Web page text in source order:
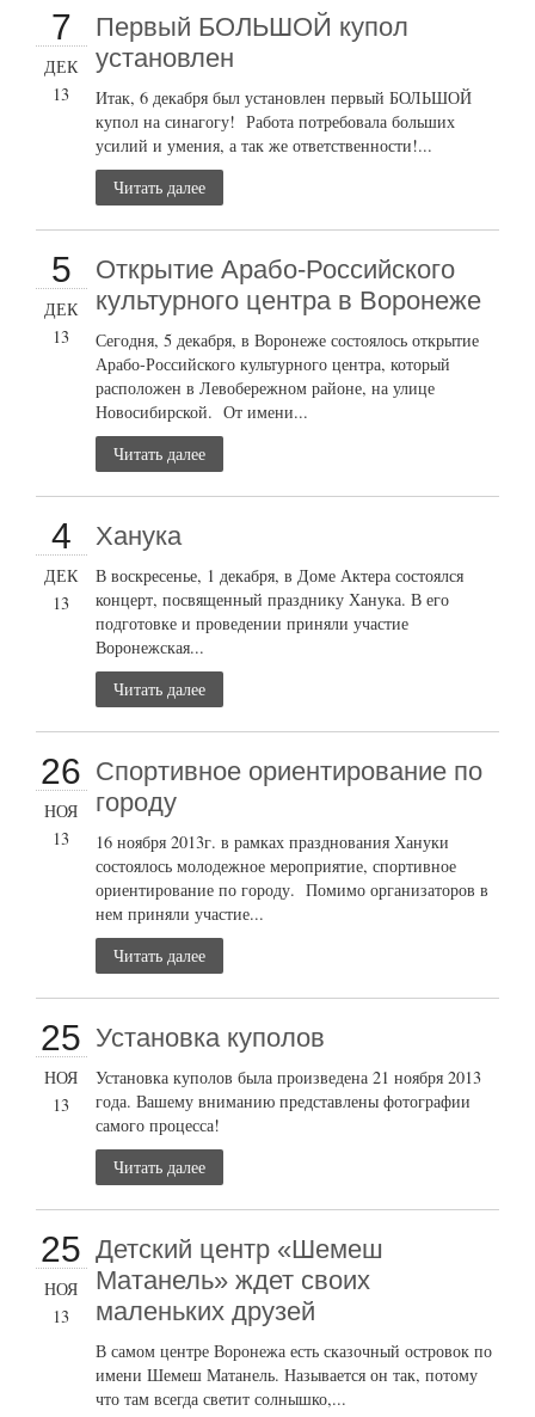
7
ДЕК
13
Первый БОЛЬШОЙ купол
установлен
Итак, 6 декабря был установлен первый БОЛЬШОЙ
купол на синагогу! Работа потребовала больших
усилий и умения, а так же ответственности!...
Читать далее
5
ДЕК
13
Открытие Арабо-Российского
культурного центра в Воронеже
Сегодня, 5 декабря, в Воронеже состоялось открытие
Арабо-Российского культурного центра, который
расположен в Левобережном районе, на улице
Новосибирской. От имени...
Читать далее
4
ДЕК
13
Ханука
В воскресенье, 1 декабря, в Доме Актера состоялся
концерт, посвященный празднику Ханука. В его
подготовке и проведении приняли участие
Воронежская...
Читать далее
26
НОЯ
13
Cпортивное ориентирование по
городу
16 ноября 2013г. в рамках празднования Хануки
состоялось молодежное мероприятие, спортивное
ориентирование по городу. Помимо организаторов в
нем приняли участие...
Читать далее
25
НОЯ
13
Установка куполов
Установка куполов была произведена 21 ноября 2013
года. Вашему вниманию представлены фотографии
самого процесса!
Читать далее
25
НОЯ
13
Детский центр «Шемеш
Матанель» ждет своих
маленьких друзей
В самом центре Воронежа есть сказочный островок по
имени Шемеш Матанель. Называется он так, потому
что там всегда светит солнышко,...